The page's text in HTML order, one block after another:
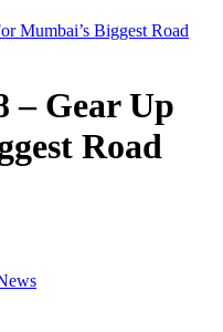
Mumbai’s Biggest Road
– Gear Up
Road